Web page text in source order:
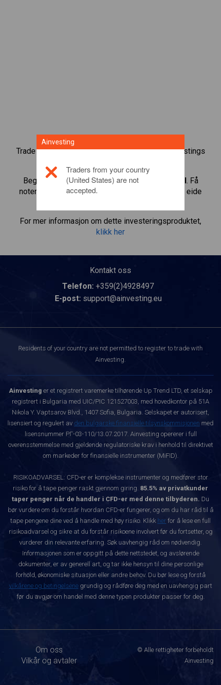
Trade over 1000 internasjonale aksjer med Ainvestings
Begynn å trade CFD-er iTeva Pharmaceutical. Få
noteringer i sanntid og motta utbytte som om du eide
For mer informasjon om dette investeringsproduktet,
klikk her
Kontakt oss
Telefon: +359(2)4928497
E-post: support@ainvesting.eu
Residents of your country are not permitted to register to trade with
Ainvesting.
Ainvesting er et registrert varemerke tilhørende Up Trend LTD, et selskap
registrert i Bulgaria med UIC/PIC 121527003, med hovedkontor på 51A
Nikola Y. Vaptsarov Blvd., 1407 Sofia, Bulgaria. Selskapet er autorisert,
lisensiert og regulert av den bulgarske finansielle tilsynskommisjonen med
lisensnummer РГ-03-110/13.07.2017. Ainvesting opererer i full
overensstemmelse med gjeldende regulatoriske krav i henhold til direktivet
om markeder for finansielle instrumenter (MiFID).
RISIKOADVARSEL: CFD-er er komplekse instrumenter og medfører stor
risiko for å tape penger raskt gjennom giring. 85.5% av privatkunder
taper penger når de handler i CFD-er med denne tilbyderen. Du
bør vurdere om du forstår hvordan CFD-er fungerer, og om du har råd til å
tape pengene dine ved å handle med høy risiko. Klikk her for å lese en full
risikoadvarsel og sikre at du forstår risikoene involvert før du fortsetter, og
vurderer din relevante erfaring. Søk uavhengig råd om nødvendig.
Informasjonen som er oppgitt på dette nettstedet, og avslørende
dokumenter, er av generell art, og tar ikke hensyn til dine personlige
forhold, økonomiske situasjon eller andre behov. Du bør lese og forstå
vilkårene og betingelsene grundig og rådføre deg med en uavhengig part
før du avgjør om handel med denne typen produkter passer for deg.
Om oss
Vilkår og avtaler
© Alle rettigheter forbeholdt
Ainvesting
Ainvesting
Traders from your country
(United States) are not
accepted.